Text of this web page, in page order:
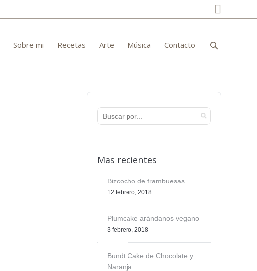
Sobre mi Recetas Arte Música Contacto
Mas recientes
Bizcocho de frambuesas
12 febrero, 2018
Plumcake arándanos vegano
3 febrero, 2018
Bundt Cake de Chocolate y
Naranja